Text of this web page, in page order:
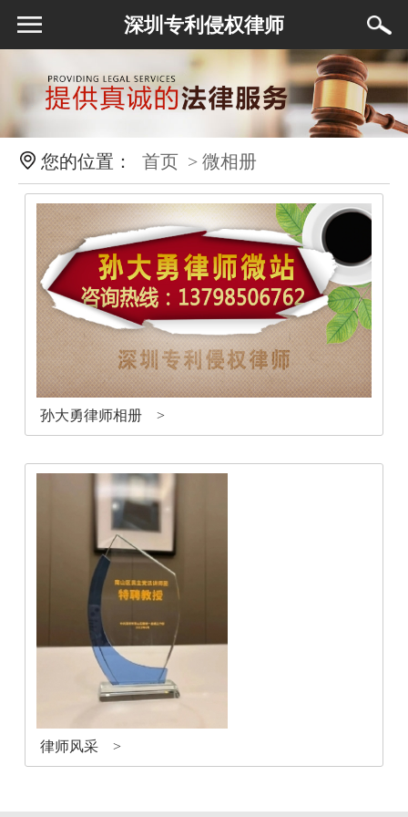
深圳专利侵权律师
您的位置： 首页 > 微相册
孙大勇律师相册 >
律师风采 >